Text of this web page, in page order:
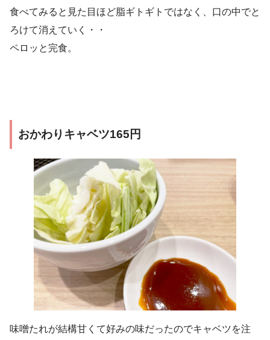
食べてみると見た目ほど脂ギトギトではなく、口の中でと
ろけて消えていく・・
ペロッと完食。
おかわりキャベツ165円
味噌たれが結構甘くて好みの味だったのでキャベツを注